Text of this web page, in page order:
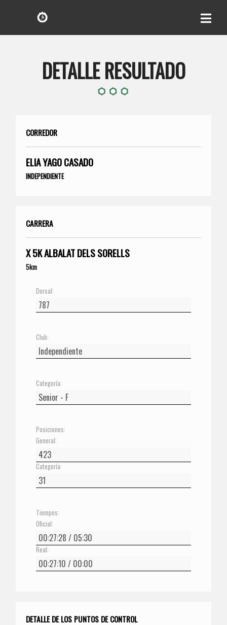
DETALLE RESULTADO
CORREDOR
ELIA YAGO CASADO
INDEPENDIENTE
CARRERA
X 5K ALBALAT DELS SORELLS
5km
Dorsal:
Club:
Categoría:
Posiciones:
General:
Categoría:
Tiempos:
Oficial:
Real:
DETALLE DE LOS PUNTOS DE CONTROL